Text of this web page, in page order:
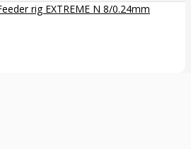
rig EXTREME N 8/0.24mm